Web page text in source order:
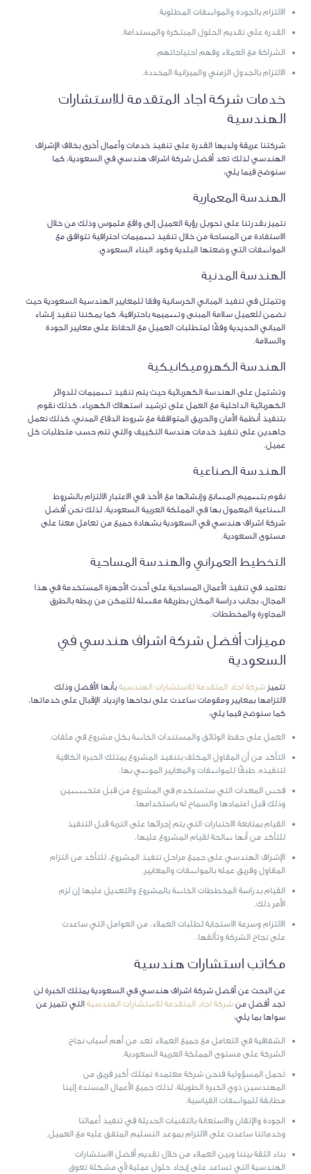
الالتزام بالجودة والمواصفات المطلوبة.
القدرة على تقديم الحلول المبتكرة والمستدامة.
الشراكة مع العملاء وفهم احتياجاتهم.
الالتزام بالجدول الزمني والميزانية المحددة.
خدمات شركة اجاد المتقدمة للاستشارات
الهندسية
شركتنا عريقة ولديها القدرة على تنفيذ خدمات وأعمال أخرى بخلاف الإشراف
الهندسي لذلك تعد أفضل شركة اشراف هندسي في السعودية، كما
سنوضح فيما يلي:
الهندسة المعمارية
نتميز بقدرتنا على تحويل رؤية العميل إلى واقع ملموس وذلك من خلال
الاستفادة من المساحة من خلال تنفيذ تصميمات احترافية تتوافق مع
المواصفات التي وضعتها البلدية وكود البناء السعودي.
الهندسة المدنية
وتتمثل في تنفيذ المباني الخرسانية وفقا للمعايير الهندسية السعودية حيث
نضمن للعميل سلامة المبنى وتصميمه باحترافية، كما يمكننا تنفيذ إنشاء
المباني الحديدية وفقًا لمتطلبات العميل مع الحفاظ على معايير الجودة
والسلامة.
الهندسة الكهروميكانيكية
وتشتمل على الهندسة الكهربائية حيث يتم تنفيذ تصميمات للدوائر
الكهربائية الداخلية مع العمل على ترشيد استهلاك الكهرباء، كذلك نقوم
بتنفيذ أنظمة الأمان والحريق المتوافقة مع شروط الدفاع المدني، كذلك نعمل
جاهدين على تنفيذ خدمات هندسة التكييف والتي تتم حسب متطلبات كل
عميل.
الهندسة الصناعية
نقوم بتصميم المصانع وإنشائها مع الأخذ في الاعتبار الالتزام بالشروط
الصناعية المعمول بها في المملكة العربية السعودية، لذلك نحن أفضل
شركة اشراف هندسي في السعودية بشهادة جميع من تعامل معنا على
مستوى السعودية.
التخطيط العمراني والهندسة المساحية
نعتمد في تنفيذ الأعمال المساحية على أحدث الأجهزة المستخدمة في هذا
المجال، بجانب دراسة المكان بطريقة مفصلة للتمكن من ربطه بالطرق
المجاورة والمخططات.
مميزات أفضل شركة اشراف هندسي في
السعودية
تتميز شركة اجاد المتقدمة للاستشارات الهندسيةبأنها الأفضل وذلك
لالتزامها بمعايير ومقومات ساعدت على نجاحها وازدياد الإقبال على خدماتها،
كما سنوضح فيما يلي:
العمل على حفظ الوثائق والمستندات الخاصة بكل مشروع في ملفات.
التأكد من أن المقاول المكلف بتنفيذ المشروع يمتلك الخبرة الكافية
لتنفيذه، طبقًا للمواصفات والمعايير الموصي بها.
فحص المعدات التي ستستخدم في المشروع من قبل متخصصين
وذلك قبل اعتمادها والسماح له باستخدامها.
القيام بمتابعة الاختبارات التي يتم إجرائها على التربة قبل التنفيذ
للتأكد من أنها صالحة لقيام المشروع عليها.
الإشراف الهندسي على جميع مراحل تنفيذ المشروع، للتأكد من التزام
المقاول وفريق عمله بالمواصفات والمعايير.
القيام بدراسة المخططات الخاصة بالمشروع والتعديل عليها إن لزم
الأمر ذلك.
الالتزام وسرعة الاستجابة لطلبات العملاء، من العوامل التي ساعدت
على نجاح الشركة وتألقها.
مكاتب استشارات هندسية
عن البحث عن أفضل شركة اشراف هندسي في السعودية يمتلك الخبرة لن
تجد أفضل من شركة اجاد المتقدمة للاستشارات الهندسيةالتي تتميز عن
سواها بما يلي:
الشفافية في التعامل مع جميع العملاء تعد من أهم أسباب نجاح
الشركة على مستوى المملكة العربية السعودية.
تحمل المسؤولية فنحن شركة معتمدة تمتلك أكبر فريق من
المهندسين ذوي الخبرة الطويلة، لذلك جميع الأعمال المسندة إلينا
مطابقة للمواصفات القياسية.
الجودة والإتقان والاستعانة بالتقنيات الحديثة في تنفيذ أعمالنا
وخدماتنا ساعدت على الالتزام بموعد التسليم المتفق عليه مع العميل.
بناء الثقة بيننا وبين العملاء من خلال تقديم أفضل الاستشارات
الهندسية التي تساعد على إيجاد حلول عملية لأي مشكلة تعوق